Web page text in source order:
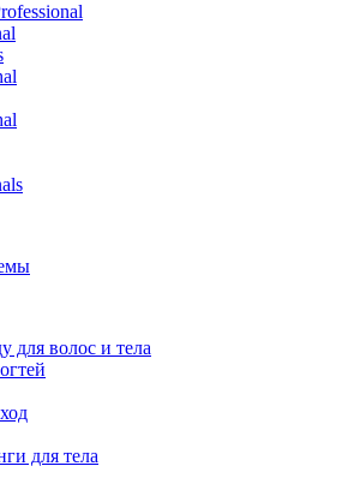
для волос и тела
для тела